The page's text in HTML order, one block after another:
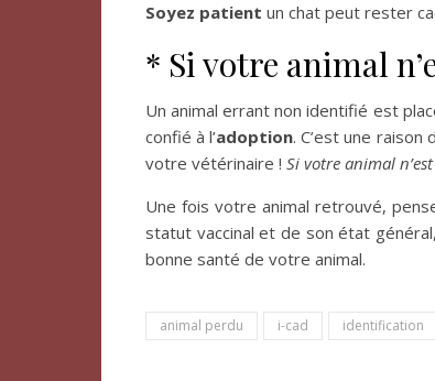
Soyez patient un chat peut rester
* Si votre animal
Un animal errant non identifié est
confié à l’adoption. C’est une raison
votre vétérinaire ! Si votre animal
Une fois votre animal retrouvé,
statut vaccinal et de son état
bonne santé de votre animal.
animal perdu i-cad identification